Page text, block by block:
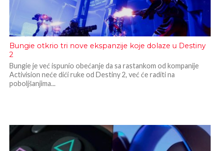
Bungie otkrio tri nove ekspanzije koje dolaze u Destiny
2
Bungie je već ispunio obećanje da sa rastankom od kompanije
Activision neće dići ruke od Destiny 2, već će raditi na
poboljšanjima...